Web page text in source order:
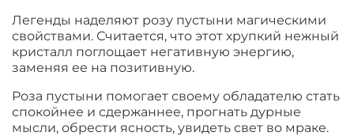
Легенды наделяют розу пустыни магическими
свойствами. Считается, что этот хрупкий нежный
кристалл поглощает негативную энергию,
заменяя ее на позитивную.
Роза пустыни помогает своему обладателю стать
спокойнее и сдержаннее, прогнать дурные
мысли, обрести ясность, увидеть свет во мраке.